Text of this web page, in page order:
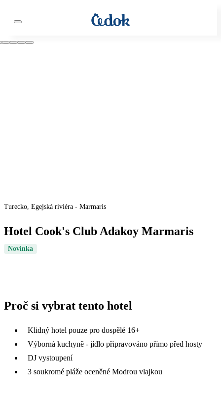
Turecko, Egejská riviéra - Marmaris
Hotel Cook's Club Adakoy Marmaris
Novinka
Proč si vybrat tento hotel
Klidný hotel pouze pro dospělé 16+
Výborná kuchyně - jídlo připravováno přímo před hosty
DJ vystoupení
3 soukromé pláže oceněné Modrou vlajkou